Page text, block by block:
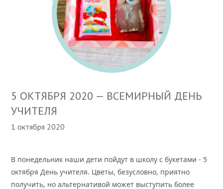
5 ОКТЯБРЯ 2020 — ВСЕМИРНЫЙ ДЕНЬ
УЧИТЕЛЯ
1 октября 2020
В понедельник наши дети пойдут в школу с букетами - 5
октября День учителя. Цветы, безусловно, приятно
получить, но альтернативой может выступить более